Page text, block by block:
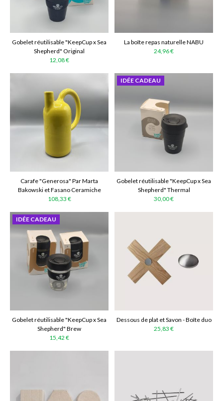
Gobelet réutilisable "KeepCup x Sea
Shepherd" Original
12,08 €
La boîte repas naturelle NABU
24,96 €
Carafe "Generosa" Par Marta
Bakowski et Fasano Ceramiche
108,33 €
IDÉE CADEAU
Gobelet réutilisable "KeepCup x Sea
Shepherd" Thermal
30,00 €
IDÉE CADEAU
Gobelet réutilisable "KeepCup x Sea
Shepherd" Brew
15,42 €
Dessous de plat et Savon - Boîte duo
25,83 €